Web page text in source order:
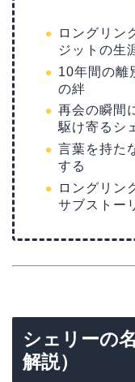
ロングリン
ジットの生
10年間の離
の絆
再会の瞬間
駆け寄るシ
言葉を持た
する
ロングリン
サブストー
シェリーの
解説）